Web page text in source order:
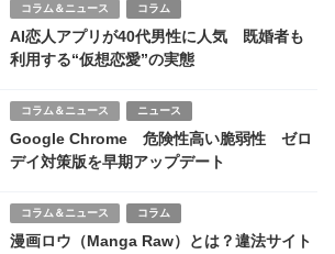
コラム＆ニュース コラム
AI恋人アプリが40代男性に人気 既婚者も
利用する“仮想恋愛”の実態
コラム＆ニュース ニュース
Google Chrome 危険性高い脆弱性 ゼロ
デイ対策版を早期アップデート
コラム＆ニュース コラム
漫画ロウ（Manga Raw）とは？違法サイト